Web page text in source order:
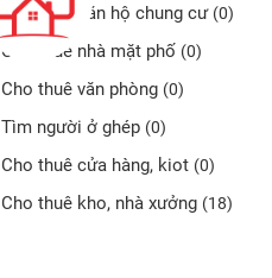
Cho thuê căn hộ chung cư (0)
Cho thuê nhà mặt phố (0)
Cho thuê văn phòng (0)
Tìm người ở ghép (0)
Cho thuê cửa hàng, kiot (0)
Cho thuê kho, nhà xưởng (18)